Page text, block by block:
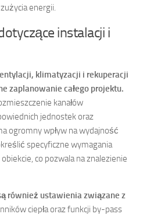
energii.
instalacji i
klimatyzacji i rekuperacji
zaplanowanie całego projektu.
kanałów
jednostek oraz
ogromny wpływ na wydajność
specyficzne wymagania
co pozwala na znalezienie
również ustawienia związane z
ciepła oraz funkcji by-pass